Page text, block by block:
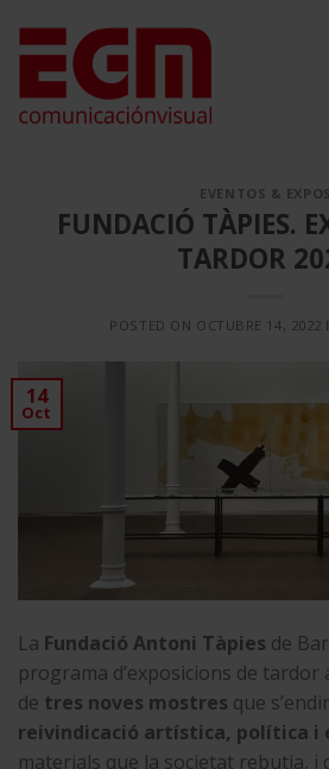
contenido
EVENTOS & EXPOS
FUNDACIÓ TÀPIES.
TARDOR
POSTED ON OCTUBRE 14, 2022
14
Oct
La Fundació Antoni Tàpies de
programa d’exposicions de tardor
de tres noves mostres que
reivindicació artística, política i
materials que la societat rebutja, i